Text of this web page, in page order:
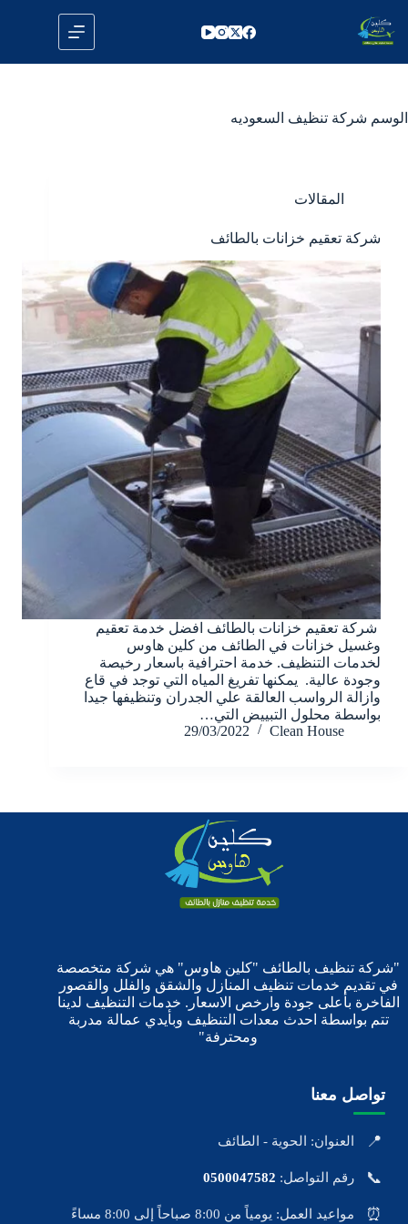
إلى
المحتوى
الوسم شركة تنظيف السعوديه
المقالات
شركة تعقيم خزانات بالطائف
شركة تعقيم خزانات بالطائف افضل خدمة تعقيم
وغسيل خزانات في الطائف من كلين هاوس
لخدمات التنظيف. خدمة احترافية باسعار رخيصة
وجودة عالية. يمكنها تفريغ المياه التي توجد في قاع
وازالة الرواسب العالقة علي الجدران وتنظيفها جيدا
بواسطة محلول التبييض التي…
Clean House
29/03/2022
"شركة تنظيف بالطائف "كلين هاوس" هي شركة متخصصة
في تقديم خدمات تنظيف المنازل والشقق والفلل والقصور
الفاخرة بأعلى جودة وارخص الاسعار. خدمات التنظيف لدينا
تتم بواسطة احدث معدات التنظيف وبأيدي عمالة مدربة
ومحترفة"
تواصل معنا
📍 العنوان: الحوية - الطائف
📞 رقم التواصل: 0500047582
⏰ مواعيد العمل: يومياً من 8:00 صباحاً إلى 8:00 مساءً